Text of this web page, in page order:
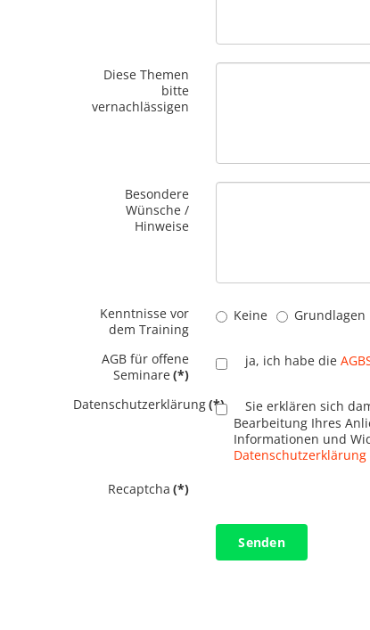
Diese Themen
bitte
vernachlässigen
Besondere
Wünsche /
Hinweise
Kenntnisse vor
dem Training
Keine Grundlagen
AGB für offene
Seminare(*)
ja, ich habe die
Datenschutzerklärung(*)
Sie erklären sich
Bearbeitung Ihres
Informationen und
Datenschutzerklärung
Recaptcha (*)
Senden